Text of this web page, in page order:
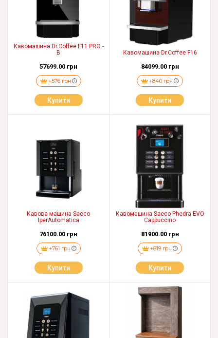
Кавомашина Dr.Coffee F11 PRO -
B
57699.00 грн
+576 грн
Купити
Кавомашина Dr.Coffee F16
84099.00 грн
+840 грн
Купити
Кавова машина Saeco
IperAutomatica
76100.00 грн
+761 грн
Купити
Кавомашина Saeco Phedra EVO
Cappuccino
81900.00 грн
+819 грн
Купити